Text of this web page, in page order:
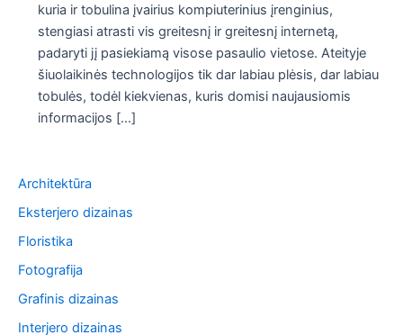
kuria ir tobulina įvairius kompiuterinius įrenginius,
stengiasi atrasti vis greitesnį ir greitesnį internetą,
padaryti jį pasiekiamą visose pasaulio vietose. Ateityje
šiuolaikinės technologijos tik dar labiau plėsis, dar labiau
tobulės, todėl kiekvienas, kuris domisi naujausiomis
informacijos […]
Architektūra
Eksterjero dizainas
Floristika
Fotografija
Grafinis dizainas
Interjero dizainas